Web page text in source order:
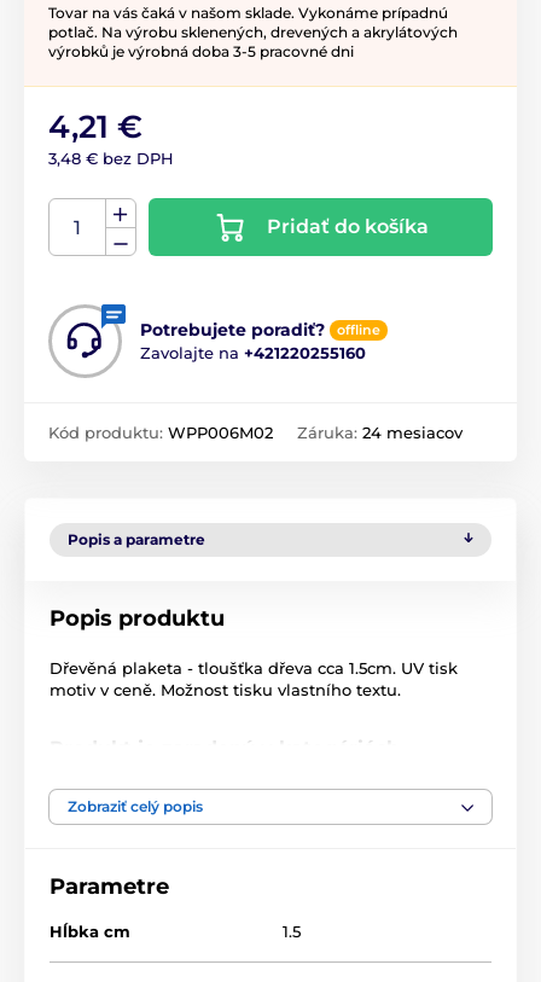
Tovar na vás čaká v našom sklade. Vykonáme prípadnú
potlač. Na výrobu sklenených, drevených a akrylátových
výrobků je výrobná doba 3-5 pracovné dni
4,21 €
3,48 € bez DPH
Pridať do košíka
Potrebujete poradiť? offline
Zavolajte na +421220255160
Kód produktu: WPP006M02 Záruka: 24 mesiacov
Popis a parametre
Popis produktu
Dřevěná plaketa - tloušťka dřeva cca 1.5cm. UV tisk
motiv v ceně. Možnost tisku vlastního textu.
Produkt je zaradený v kategóriách
Hasiči Drevené trofeje
Zobraziť celý popis
Parametre
Hĺbka cm 1.5